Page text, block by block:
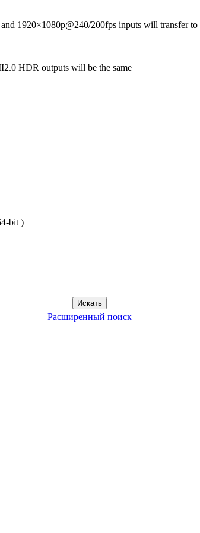
1920×1080p@240/200fps inputs will transfer
HDR outputs will be the same
bit )
Расширенный поиск